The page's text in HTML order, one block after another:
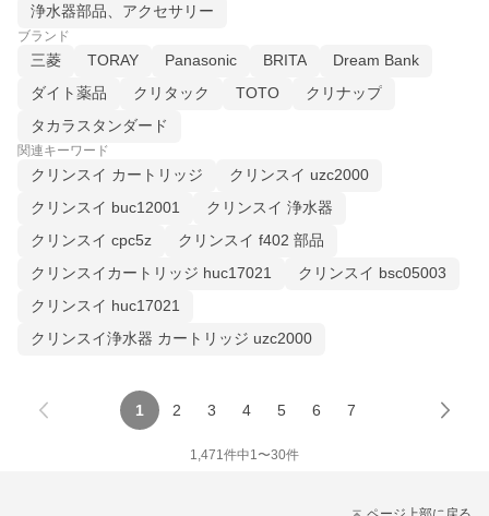
浄水器部品、アクセサリー
ブランド
三菱 TORAY Panasonic BRITA
Dream Bank
ダイト薬品
クリタック TOTO
クリナップ
タカラスタンダード
関連キーワード
クリンスイ カートリッジ
クリンスイ uzc2000
クリンスイ buc12001
クリンスイ 浄水器
クリンスイ cpc5z
クリンスイ f402 部品
クリンスイカートリッジ huc17021
クリンスイ bsc05003
クリンスイ huc17021
クリンスイ浄水器 カートリッジ uzc2000
1 2 3 4 5 6 7
1,471件中1〜30件